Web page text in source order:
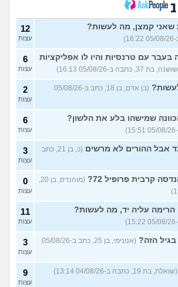
מינית? 14
עצות
את
4
עצות
עם
לבעלי,
בת 42)
5
עצות
זה
9
עצות
5
עצות
לדכא את
(יפה, בת 43)
שאלות חדשות במדור
קמצן, מה לעשות? 12
עצות
בעבר עם טרנסיות והיו לו אפליקציות
בת 37, כתבה ב-05/08/26 16:13)
6
עצות
(בן אדם, בן 18, כתב ב-05/08/26
2
עצות
שמישהו בלע את הלשון? 6
עצות
אבל ההורים לא מרשים
(כ, בן 21, כתב
3
עצות
קרבית פרופיל 72?
(מוהנדס, בן 20,
0
עצות
עליה יד, מה לעשות? 11
עצות
הזה?
(אנונימי, בן 25, כתב ב-05/08/26
3
עצות
(שואלת, בת 19, כתבה ב-04/08/26 13:14) 9
עצות